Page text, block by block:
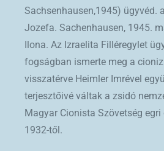
Sachsenhausen,1945) ügyvéd.
Jozefa. Sachenhausen, 1945.
Ilona. Az Izraelita Filléregylet
fogságban ismerte meg a
visszatérve Heimler Imrével
terjesztőivé váltak a zsidó
Magyar Cionista Szövetség
1932-től.